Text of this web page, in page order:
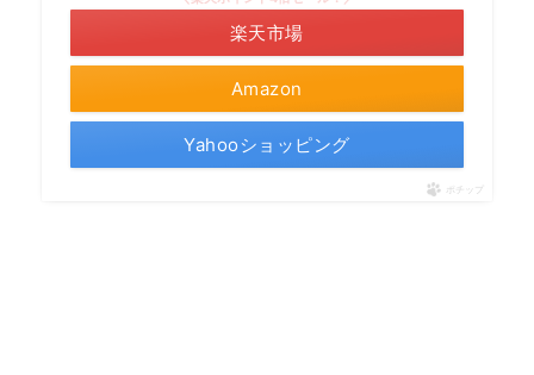
Amazon
楽天市場
Yahooショッピング
ポチップ